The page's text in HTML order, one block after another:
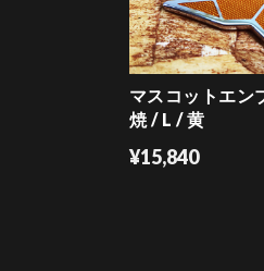
マスコットエン
焼 / L / 黄
¥15,840